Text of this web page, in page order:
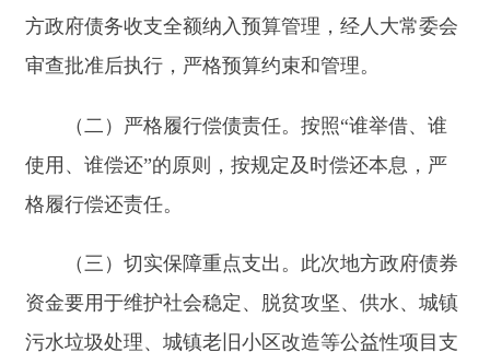
（四）强化地方政府债务管理。切实提高思想
的“前门”，稳步推进债券管理改革，严堵违法违规
举债的“后门”，决不允许在法定限额外以任何方式
举借债务。
分享: